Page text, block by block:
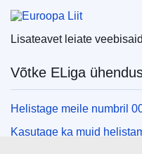
Lisateavet leiate
Võtke ELiga
Helistage meile numbril
Kasutage ka muid